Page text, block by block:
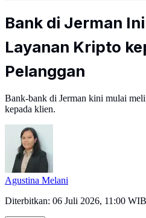
Bank di Jerman
Layanan Kripto
Pelanggan
Bank-bank di Jerman kini mulai
kepada klien.
Agustina Melani
Diterbitkan: 06 Juli 2026, 11:00 WIB